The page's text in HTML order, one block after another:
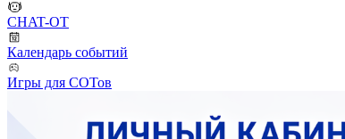
CHAT-OT
Календарь событий
Игры для СОТов